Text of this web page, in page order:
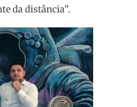
da distância”.